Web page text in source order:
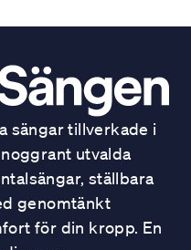
sängar tillverkade i
utvalda
ställbara
genomtänkt
för din kropp. En